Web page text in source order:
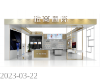
2023-03-22